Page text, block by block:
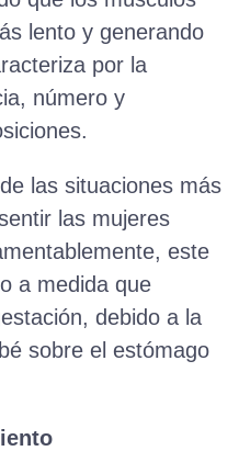
lento y generando
por la
número y
las situaciones más
las mujeres
este
a medida que
debido a la
sobre el estómago